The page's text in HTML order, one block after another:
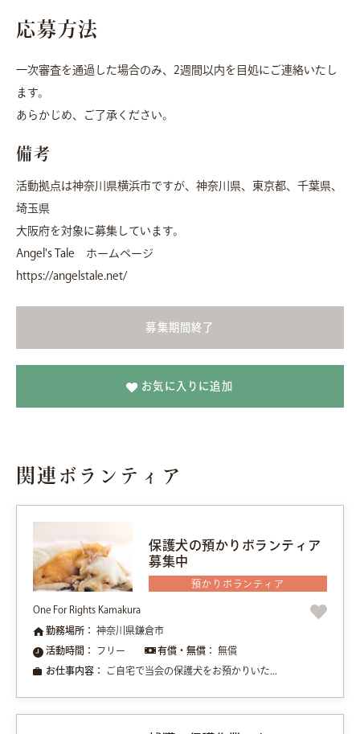
応募方法
一次審査を通過した場合のみ、2週間以内を目処にご連絡いたし
ます。
あらかじめ、ご了承ください。
備考
活動拠点は神奈川県横浜市ですが、神奈川県、東京都、千葉県、
埼玉県
大阪府を対象に募集しています。
Angel's Tale ホームページ
https://angelstale.net/
募集期間終了
お気に入りに追加
関連ボランティア
保護犬の預かりボランティア
募集中
預かりボランティア
One For Rights Kamakura
勤務場所： 神奈川県鎌倉市
活動時間： フリー 有償・無償： 無償
お仕事内容： ご自宅で当会の保護犬をお預かりいた...